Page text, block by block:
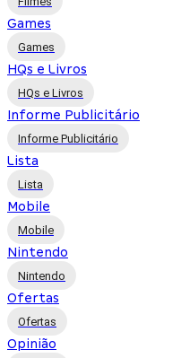
Games
Games
HQs e Livros
HQs e Livros
Informe Publicitário
Informe Publicitário
Lista
Lista
Mobile
Mobile
Nintendo
Nintendo
Ofertas
Ofertas
Opinião